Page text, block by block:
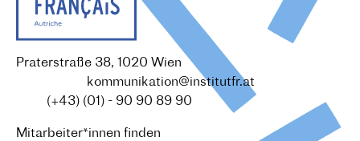
Praterstraße 38, 1020 Wien
kommunikation@institutfr.at
(+43) (01) - 90 90 89 90
Mitarbeiter*innen finden